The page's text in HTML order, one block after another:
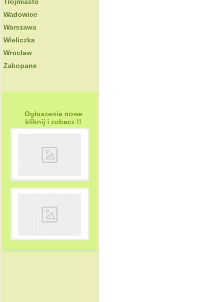
Wadowice
Warszawa
Wieliczka
Wroclaw
Zakopane
Ogłoszenia nowe
kliknij i zobacz !!